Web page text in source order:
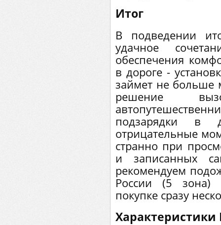
Итог
В подведении
удачное
обеспечения
в дороге -
займет не больше
решение
подзарядки в
отрицательные
странно при
и записанных
рекомендуем
России (5 зона)
покупке сразу
Характеристики